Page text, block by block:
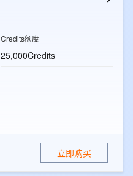
Credits额度
25,000Credits
立即购买